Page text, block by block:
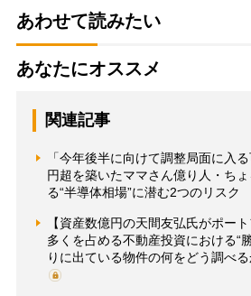
あわせて読みたい
あなたにオススメ
関連記事
「今年後半に向けて調整局面に入
円超を築いたママさん億り人・ち
る“半導体相場”に潜む2つのリスク
【資産数億円の天間友弘氏がポー
多くを占める不動産投資における
りに出ている物件の何をどう調べ